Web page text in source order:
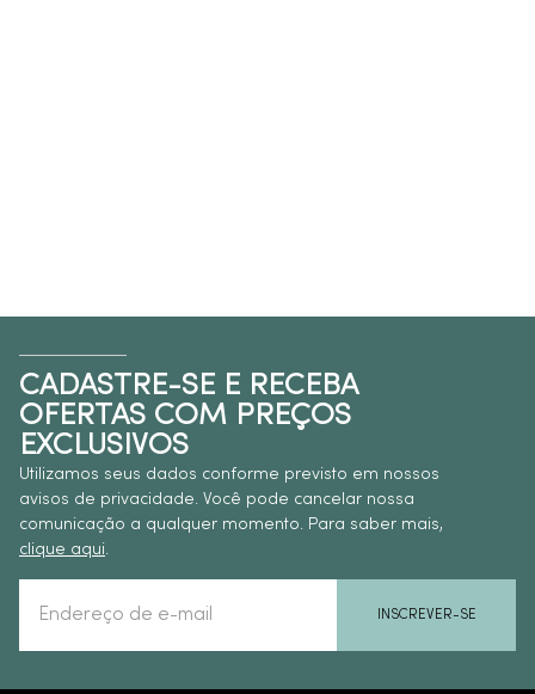
CADASTRE-SE E RECEBA
OFERTAS COM PREÇOS
EXCLUSIVOS
Utilizamos seus dados conforme previsto em nossos
avisos de privacidade. Você pode cancelar nossa
comunicação a qualquer momento. Para saber mais,
clique aqui.
INSCREVER-SE